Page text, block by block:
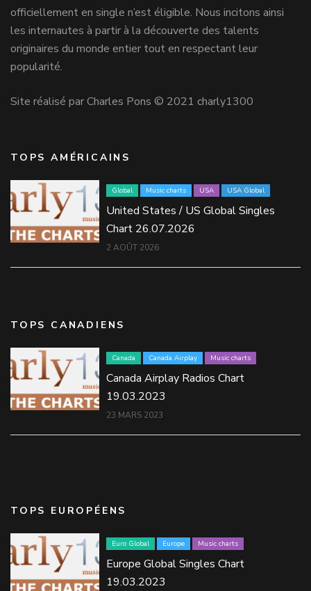
officiellement en single n’est éligible. Nous incitons ainsi
les internautes à partir à la découverte des talents
originaires du monde entier tout en respectant leur
popularité.
Site réalisé par Charles Pons © 2021 charly1300
TOPS AMÉRICAINS
Global Music charts USA USA Global
United States / US Global Singles
Chart 26.07.2026
2 AOÛT 2026
TOPS CANADIENS
Canada Canada Airplay Music charts
Canada Airplay Radios Chart
19.03.2023
23 MARS 2023
TOPS EUROPÉENS
Euro Global Europe Music charts
Europe Global Singles Chart
19.03.2023